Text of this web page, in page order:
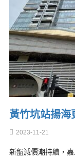
黃竹坑站揚
2023-11-21
新盤減價潮持續，